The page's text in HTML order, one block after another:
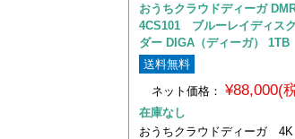
おうちクラウドディーガ
4CS101 ブルーレイディス
ダー DIGA（ディーガ） 1TB
送料無料
ネット価格：
¥88,000(
在庫なし
おうちクラウドディーガ